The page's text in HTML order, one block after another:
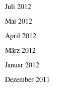
Juli 2012
Mai 2012
April 2012
März 2012
Januar 2012
Dezember 2011